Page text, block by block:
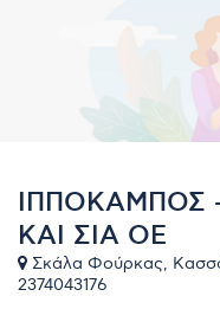
ΙΠΠΟΚΑΜΠΟΣ
ΚΑΙ ΣΙΑ ΟΕ
Σκάλα Φούρκας,
2374043176